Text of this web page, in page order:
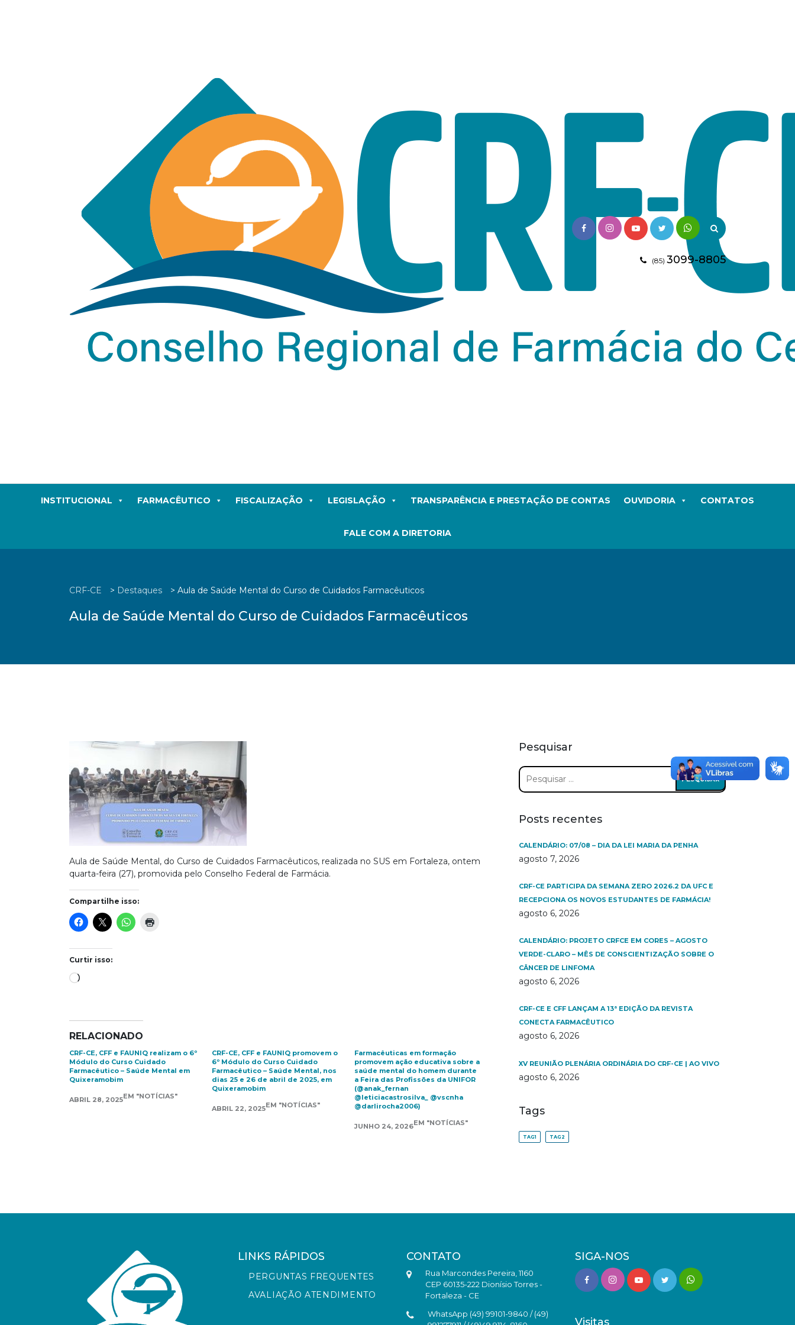
(85) 3099-8805
INSTITUCIONAL FARMACÊUTICO FISCALIZAÇÃO LEGISLAÇÃO TRANSPARÊNCIA E PRESTAÇÃO DE CONTAS OUVIDORIA CONTATOS
FALE COM A DIRETORIA
CRF-CE > Destaques > Aula de Saúde Mental do Curso de Cuidados Farmacêuticos
Aula de Saúde Mental do Curso de Cuidados Farmacêuticos
Aula de Saúde Mental, do Curso de Cuidados Farmacêuticos, realizada no SUS em Fortaleza, ontem
quarta-feira (27), promovida pelo Conselho Federal de Farmácia.
Compartilhe isso:
Curtir isso:
Carregando...
RELACIONADO
CRF-CE, CFF e FAUNIQ realizam o 6º
Módulo do Curso Cuidado
Farmacêutico – Saúde Mental em
Quixeramobim
ABRIL 28, 2025EM "NOTÍCIAS"
CRF-CE, CFF e FAUNIQ promovem o
6º Módulo do Curso Cuidado
Farmacêutico – Saúde Mental, nos
dias 25 e 26 de abril de 2025, em
Quixeramobim
ABRIL 22, 2025EM "NOTÍCIAS"
Farmacêuticas em formação
promovem ação educativa sobre a
saúde mental do homem durante
a Feira das Profissões da UNIFOR
(@anak_fernan
@leticiacastrosilva_ @vscnha
@darlirocha2006)
JUNHO 24, 2026EM "NOTÍCIAS"
Pesquisar
Pesquisar
por:
Posts recentes
CALENDÁRIO: 07/08 – DIA DA LEI MARIA DA PENHA
agosto 7, 2026
CRF-CE PARTICIPA DA SEMANA ZERO 2026.2 DA UFC E
RECEPCIONA OS NOVOS ESTUDANTES DE FARMÁCIA!
agosto 6, 2026
CALENDÁRIO: PROJETO CRFCE EM CORES – AGOSTO
VERDE-CLARO – MÊS DE CONSCIENTIZAÇÃO SOBRE O
CÂNCER DE LINFOMA
agosto 6, 2026
CRF-CE E CFF LANÇAM A 13ª EDIÇÃO DA REVISTA
CONECTA FARMACÊUTICO
agosto 6, 2026
XV REUNIÃO PLENÁRIA ORDINÁRIA DO CRF-CE | AO VIVO
agosto 6, 2026
Tags
TAG1 TAG2
LINKS RÁPIDOS
PERGUNTAS FREQUENTES
AVALIAÇÃO ATENDIMENTO
CONTATO
Rua Marcondes Pereira, 1160
CEP 60135-222 Dionísio Torres -
Fortaleza - CE
WhatsApp (49) 99101-9840 / (49)
SIGA-NOS
Visitas